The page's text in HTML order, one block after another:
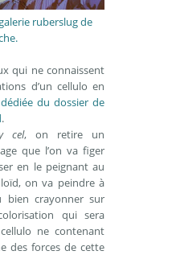
ruberslug de
qui ne connaissent
d’un cellulo en
du dossier de
.
cel, on retire un
que l’on va figer
en le peignant au
on va peindre à
bien crayonner sur
qui sera
ne contenant
des forces de cette